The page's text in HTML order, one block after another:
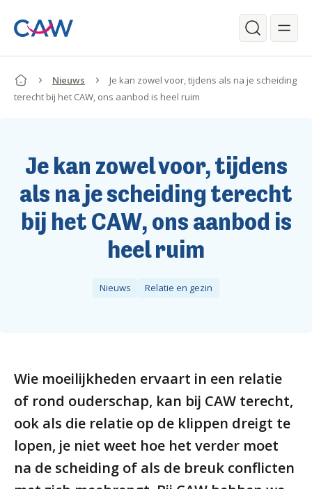
Zoeken
Nieuws
Je kan zowel voor, tijdens als na je scheiding
terecht bij het CAW, ons aanbod is heel ruim
Je kan zowel voor, tijdens
als na je scheiding terecht
bij het CAW, ons aanbod is
heel ruim
Nieuws Relatie en gezin
Wie moeilijkheden ervaart in een relatie
of rond ouderschap, kan bij CAW terecht,
ook als die relatie op de klippen dreigt te
lopen, je niet weet hoe het verder moet
na de scheiding of als de breuk conflicten